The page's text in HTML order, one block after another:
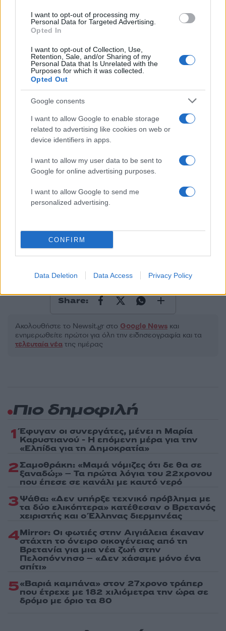
I want to opt-out of processing my
Personal Data for Targeted Advertising.
Opted In
I want to opt-out of Collection, Use,
Retention, Sale, and/or Sharing of my
Personal Data that Is Unrelated with the
Purposes for which it was collected.
Opted Out
Google consents
I want to allow Google to enable storage
related to advertising like cookies on web or
device identifiers in apps.
I want to allow my user data to be sent to
Google for online advertising purposes.
I want to allow Google to send me
personalized advertising.
CONFIRM
Data Deletion Data Access Privacy Policy
Σχόλια
Όροι Χρήσης. Το site προστατεύεται από reCAPTCHA, ισχύουν
Πολιτική Απορρήτου&Όροι Χρήσης
ΝΙΚΟΣ ΓΑΛΑΝΟΣ
Share:
Ακολουθήστε το Νewsit.gr στο Google News και
ενημερωθείτε πρώτοι για όλη την ειδησεογραφία και τα
τελευταία νέα της ημέρας
Κυψέλη
Πιο δημοφιλή
1 Έφυγαν οι συνεργάτες, μένει η Μαρία
Καρυστιανού - Η επόμενη μέρα για την
«Ελπίδα για τη Δημοκρατία»
2Σαμοθράκη: «Μαμά νόμιζες ότι δε θα σε
ξαναδώ;» – Τα πρώτα λόγια του 22χρονου
που έπεσε σε κανάλι με καυτό νερό
3Ψάθα: «Δεν υπήρξε τεχνικό πρόβλημα με
τα δύο ελικόπτερα» κατέθεσαν ο Βρετανός
χειριστής και ο Έλληνας διερμηνέας
4Mirror: Οι φωτιές στην Αιγιάλεια έκαναν
στάχτη το όνειρο οικογένειας από τη
Βρετανία για μια νέα ζωή στην
Πελοπόννησο – «Δεν χάσαμε μόνο ένα
σπίτι»
5«Βαριά καμπάνα» στον 27χρονο τράπερ
που έτρεχε με 182 χιλιόμετρα την ώρα σε
δρόμο με όριο τα 80